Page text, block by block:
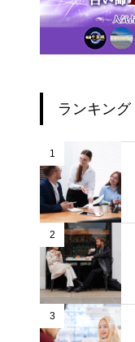
ランキング
1
2
3